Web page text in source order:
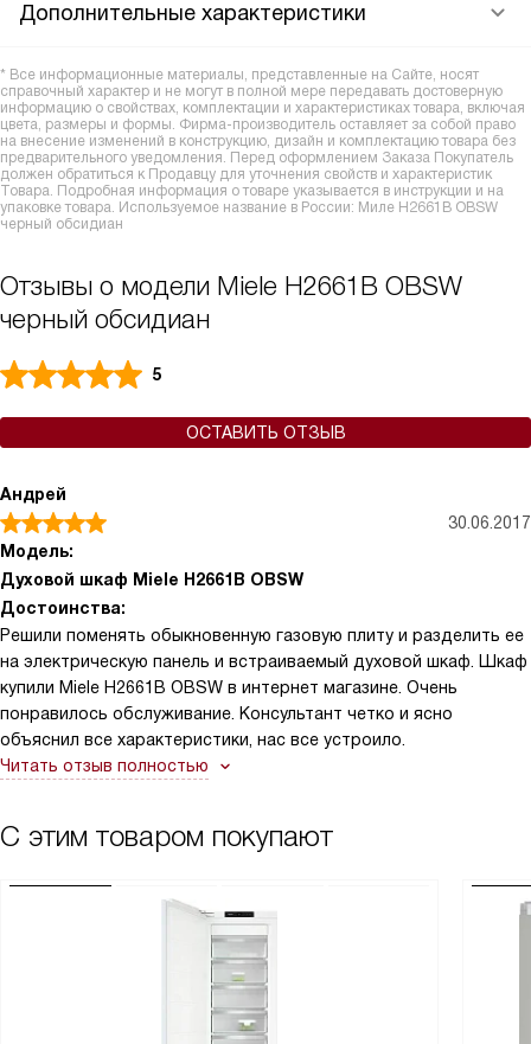
Дополнительные характеристики
* Все информационные материалы, представленные на Сайте, носят
справочный характер и не могут в полной мере передавать достоверную
информацию о свойствах, комплектации и характеристиках товара, включая
цвета, размеры и формы. Фирма-производитель оставляет за собой право
на внесение изменений в конструкцию, дизайн и комплектацию товара без
предварительного уведомления. Перед оформлением Заказа Покупатель
должен обратиться к Продавцу для уточнения свойств и характеристик
Товара. Подробная информация о товаре указывается в инструкции и на
упаковке товара. Используемое название в России: Миле H2661B OBSW
черный обсидиан
Отзывы о модели Miele H2661B OBSW
черный обсидиан
5
ОСТАВИТЬ ОТЗЫВ
Андрей
30.06.2017
Модель:
Духовой шкаф Miele H2661B OBSW
Достоинства:
Решили поменять обыкновенную газовую плиту и разделить ее
на электрическую панель и встраиваемый духовой шкаф. Шкаф
купили Miele H2661B OBSW в интернет магазине. Очень
понравилось обслуживание. Консультант четко и ясно
объяснил все характеристики, нас все устроило.
Читать отзыв полностью
С этим товаром покупают